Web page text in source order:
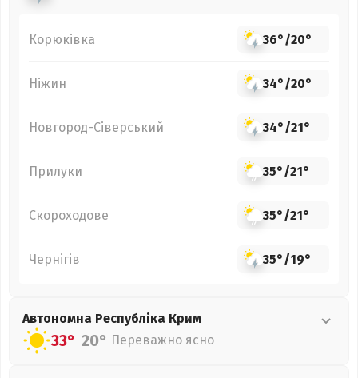
Корюківка 36°/20°
Ніжин 34°/20°
Новгород-Сіверський 34°/21°
Прилуки 35°/21°
Скороходове 35°/21°
Чернігів 35°/19°
Автономна Республіка Крим
33° 20° Переважно ясно